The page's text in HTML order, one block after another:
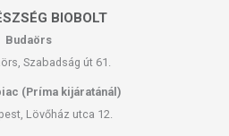
BIOBOLT
Budaörs
Szabadság út 61.
(Príma kijáratánál)
Lövőház utca 12.